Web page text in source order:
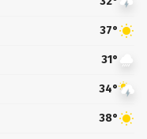
37°
31°
34°
38°